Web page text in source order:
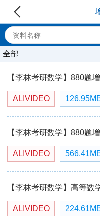
全部
【李林考研数学】880题
ALIVIDEO
【李林考研数学】880题
ALIVIDEO
【李林考研数学】高等数
ALIVIDEO